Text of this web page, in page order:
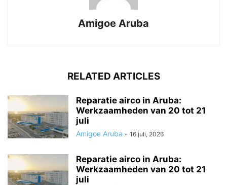
Amigoe Aruba
RELATED ARTICLES
Reparatie airco in Aruba:
Werkzaamheden van 20 tot 21
juli
Amigoe Aruba - 16 juli, 2026
Reparatie airco in Aruba:
Werkzaamheden van 20 tot 21
juli